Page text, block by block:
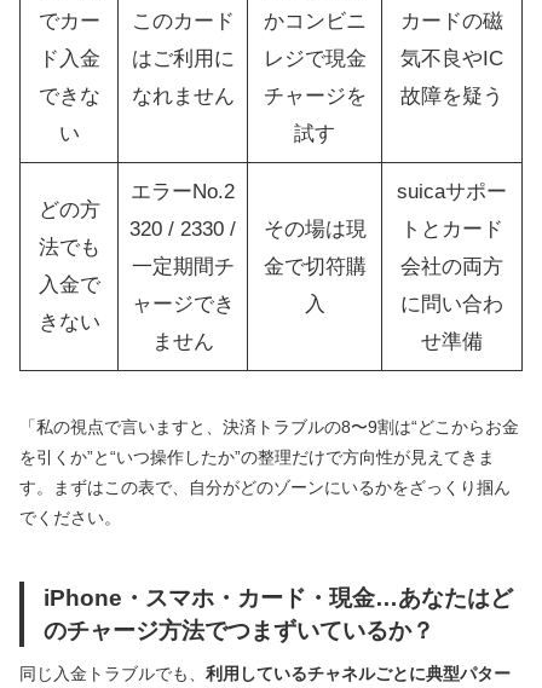
でカー
ド入金
できな
い
このカード
はご利用に
なれません
かコンビニ
レジで現金
チャージを
試す
カードの磁
気不良やIC
故障を疑う
どの方
法でも
入金で
きない
エラーNo.2
320 / 2330 /
一定期間チ
ャージでき
ません
その場は現
金で切符購
入
suicaサポー
トとカード
会社の両方
に問い合わ
せ準備
「私の視点で言いますと、決済トラブルの8〜9割は“どこからお金
を引くか”と“いつ操作したか”の整理だけで方向性が見えてきま
す。まずはこの表で、自分がどのゾーンにいるかをざっくり掴ん
でください。
iPhone・スマホ・カード・現金…あなたはど
のチャージ方法でつまずいているか？
同じ入金トラブルでも、 利用しているチャネルごとに典型パター